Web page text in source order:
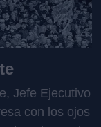
Jefe Ejecutivo
con los ojos